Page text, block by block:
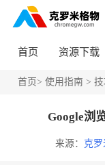
首页 资源下载
首页> 使用指南 >
Google浏
来源： 克